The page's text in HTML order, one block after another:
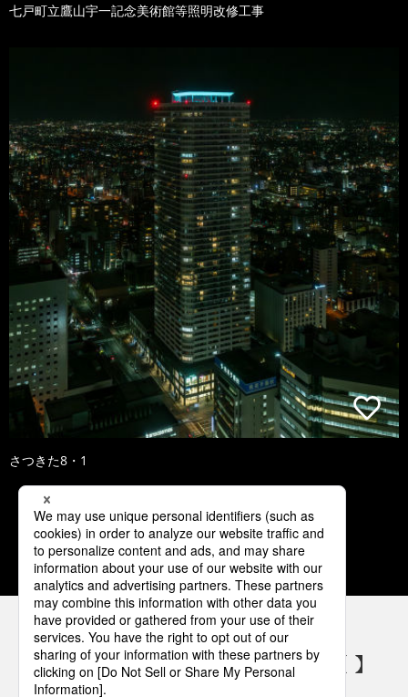
七戸町立鷹山宇一記念美術館等照明改修工事
さつきた8・1
1 2 3 4 5
パナソニックの電気設備 SNSアカウント